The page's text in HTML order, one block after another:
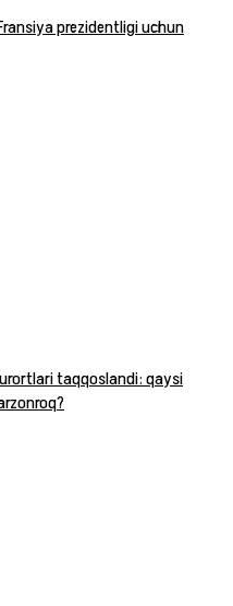
prezidentligi uchun
taqqoslandi: qaysi